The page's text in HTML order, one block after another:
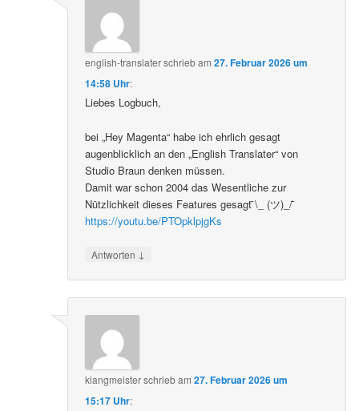
english-translaterschriebam27. Februar 2026 um
14:58 Uhr:
Liebes Logbuch,
bei „Hey Magenta“ habe ich ehrlich gesagt
augenblicklich an den „English Translater“ von
Studio Braun denken müssen.
Damit war schon 2004 das Wesentliche zur
Nützlichkeit dieses Features gesagt ̄\_ (ツ)_/ ̄
https://youtu.be/PTOpklpjgKs
Antworten ↓
klangmeisterschriebam27. Februar 2026 um
15:17 Uhr: